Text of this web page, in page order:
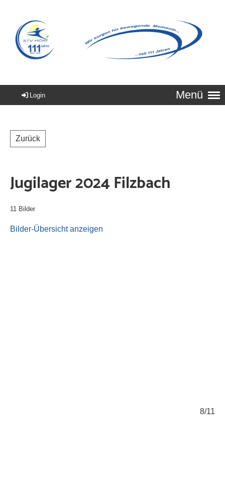
Menü
Login
Zurück
Jugilager 2024 Filzbach
11 Bilder
Bilder-Übersicht anzeigen
8/11